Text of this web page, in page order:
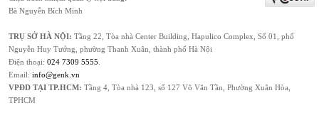
Bà Nguyễn Bích Minh
TRỤ SỞ HÀ NỘI: Tầng 22, Tòa nhà Center Building, Hapulico Complex, Số 01, phố
Nguyễn Huy Tưởng, phường Thanh Xuân, thành phố Hà Nội
Điện thoại: 024 7309 5555
Email: info@genk.vn
VPĐD TẠI TP.HCM: Tầng 4, Tòa nhà 123, số 127 Võ Văn Tần, Phường Xuân Hòa,
TPHCM